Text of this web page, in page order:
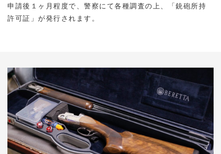
申請後１ヶ月程度で、警察にて各種調査の上、「銃砲所持
許可証」が発行されます。